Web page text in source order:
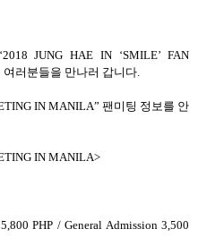
JUNG HAE IN ‘SMILE’ FAN
여러분들을 만나러 갑니다.
IN MANILA” 팬미팅 정보를 안
IN MANILA>
PHP / General Admission 3,500